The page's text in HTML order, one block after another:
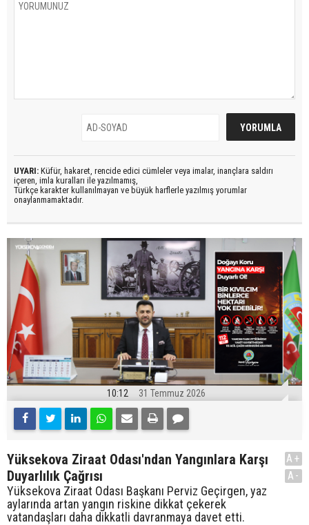
UYARI: Küfür, hakaret, rencide edici cümleler veya imalar, inançlara saldırı
içeren, imla kuralları ile yazılmamış,
Türkçe karakter kullanılmayan ve büyük harflerle yazılmış yorumlar
onaylanmamaktadır.
10:12 31 Temmuz 2026
Yüksekova Ziraat Odası'ndan Yangınlara Karşı
Duyarlılık Çağrısı
Yüksekova Ziraat Odası Başkanı Perviz Geçirgen, yaz
aylarında artan yangın riskine dikkat çekerek
vatandaşları daha dikkatli davranmaya davet etti.
A+
A-